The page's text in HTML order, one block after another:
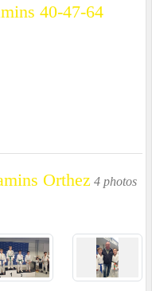
40-47-64
Orthez 4 photos